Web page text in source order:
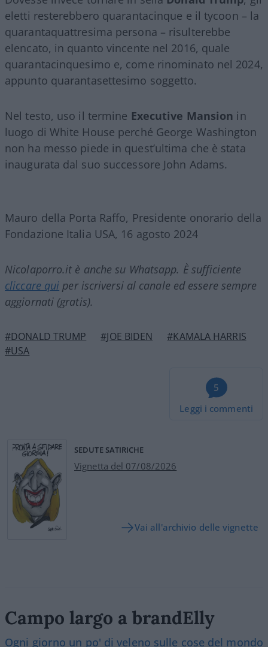
eletti resterebbero quarantacinque e il tycoon – la
quarantaquattresima persona – risulterebbe
elencato, in quanto vincente nel 2016, quale
quarantacinquesimo e, come rinominato nel 2024,
appunto quarantasettesimo soggetto.
Nel testo, uso il termine Executive Mansion in
luogo di White House perché George Washington
non ha messo piede in quest’ultima che è stata
inaugurata dal suo successore John Adams.
Mauro della Porta Raffo, Presidente onorario della
Fondazione Italia USA, 16 agosto 2024
Nicolaporro.it è anche su Whatsapp. È sufficiente
cliccare qui per iscriversi al canale ed essere sempre
aggiornati (gratis).
#DONALD TRUMP #JOE BIDEN
#KAMALA HARRIS
#USA
5
Leggi i commenti
SEDUTE SATIRICHE
Vignetta del 07/08/2026
Vai all'archivio delle vignette
Campo largo a brandElly
Ogni giorno un po' di veleno sulle cose del mondo